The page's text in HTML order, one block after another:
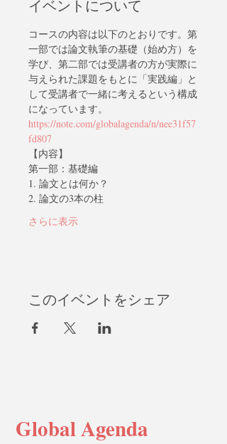
イベントについて
コースの内容は以下のとおりです。第
一部では論文執筆の基礎（始め方）を
学び、第二部では受講者の方が実際に
与えられた課題をもとに「実践編」と
して受講者で一緒に考えるという構成
になっています。
https://note.com/globalagenda/n/nee31f57
fd807
【内容】
第一部：基礎編
1. 論文とは何か？
2. 論文の3本の柱
さらに表示
このイベントをシェア
Global Agenda